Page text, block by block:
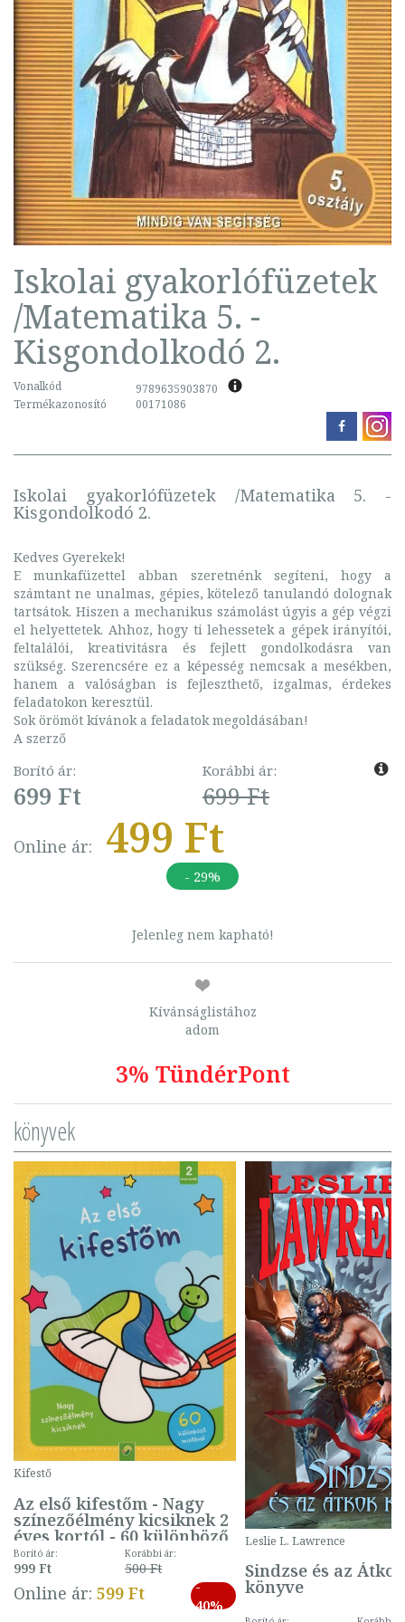
Iskolai gyakorlófüzetek
/Matematika 5. -
Kisgondolkodó 2.
Vonalkód
9789635903870
Termékazonosító
00171086
Iskolai gyakorlófüzetek /Matematika 5. -
Kisgondolkodó 2.
Kedves Gyerekek!
E munkafüzettel abban szeretnénk segíteni, hogy a
számtant ne unalmas, gépies, kötelező tanulandó dolognak
tartsátok. Hiszen a mechanikus számolást úgyis a gép végzi
el helyettetek. Ahhoz, hogy ti lehessetek a gépek irányítói,
feltalálói, kreativitásra és fejlett gondolkodásra van
szükség. Szerencsére ez a képesség nemcsak a mesékben,
hanem a valóságban is fejleszthető, izgalmas, érdekes
feladatokon keresztül.
Sok örömöt kívánok a feladatok megoldásában!
A szerző
Borító ár:
699 Ft
Korábbi ár:
699 Ft
Online ár: 499 Ft
- 29%
Jelenleg nem kapható!
Kívánságlistához
adom
3% TündérPont
könyvek
Kifestő
Az első kifestőm - Nagy
színezőélmény kicsiknek 2
éves kortól - 60 különböző
mintával (gombás)
Borító ár:
999 Ft
Korábbi ár:
500 Ft
Online ár: 599 Ft
-
40%
Leslie L. Lawrence
Sindzse és az Átkok
könyve